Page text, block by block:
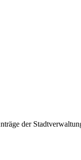
der